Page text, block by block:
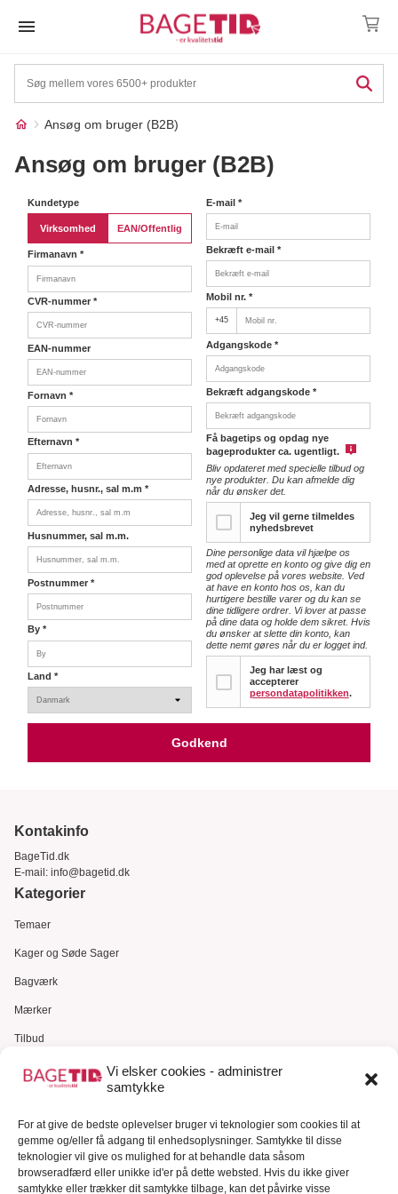
Vi elsker cookies - administrer
samtykke
For at give de bedste oplevelser bruger vi teknologier som cookies til at
gemme og/eller få adgang til enhedsoplysninger. Samtykke til disse
teknologier vil give os mulighed for at behandle data såsom
browseradfærd eller unikke id'er på dette websted. Hvis du ikke giver
samtykke eller trækker dit samtykke tilbage, kan det påvirke visse
Ansøg om bruger (B2B)
Ansøg om bruger (B2B)
Måske
kunne
nogle af
disse
produkter
have din
interesse?
Callebaut Chokolade
Callets mørk 811 54,5% -
2,5 kg
Callebaut
449,95
Læg i kurv
Apple aroma
superkoncentreret 3,7 ml
Hvedesur Surdejspulver -
500g
☓
Kundetype
Virksomhed EAN/Offentlig
Firmanavn *
CVR-nummer *
EAN-nummer
Fornavn *
Efternavn *
Adresse, husnr., sal m.m *
Husnummer, sal m.m.
Postnummer *
By *
Land *
E-mail *
Bekræft e-mail *
Mobil nr. *
+45
Adgangskode *
Bekræft adgangskode *
Få bagetips og opdag nye
bageprodukter ca. ugentligt.
Bliv opdateret med specielle tilbud og
nye produkter. Du kan afmelde dig
når du ønsker det.
Jeg vil gerne tilmeldes
nyhedsbrevet
Dine personlige data vil hjælpe os
med at oprette en konto og give dig en
god oplevelse på vores website. Ved
at have en konto hos os, kan du
hurtigere bestille varer og du kan se
dine tidligere ordrer. Vi lover at passe
på dine data og holde dem sikret. Hvis
du ønsker at slette din konto, kan
dette nemt gøres når du er logget ind.
Jeg har læst og
accepterer
persondatapolitikken.
Godkend
Kontakinfo
BageTid.dk
E-mail: info@bagetid.dk
Kategorier
Temaer
Kager og Søde Sager
Bagværk
Mærker
Tilbud
Gavekort
Kundeservice
Kundeservice
FAQ – Ofte stillede spørgsmål
Om Bagetid.dk